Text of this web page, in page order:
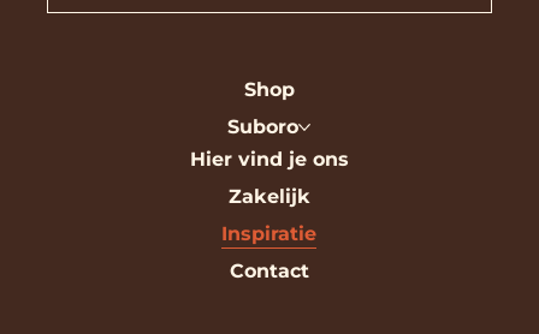
Shop
Suboro
Hier vind je ons
Zakelijk
Inspiratie
Contact